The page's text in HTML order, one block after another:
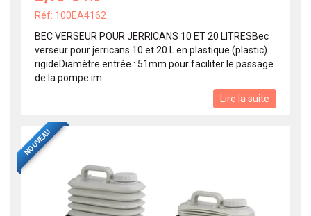
Réf: 100EA4162
BEC VERSEUR POUR JERRICANS 10 ET 20 LITRESBec
verseur pour jerricans 10 et 20 L en plastique (plastic)
rigideDiamètre entrée : 51mm pour faciliter le passage
de la pompe im...
Lire la suite
NOUVEAU